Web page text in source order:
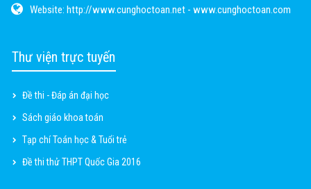
Website: http://www.cunghoctoan.net - www.cunghoctoan.com
Thư viện trực tuyến
Đề thi - Đáp án đại học
Sách giáo khoa toán
Tạp chí Toán học & Tuổi trẻ
Đề thi thử THPT Quốc Gia 2016